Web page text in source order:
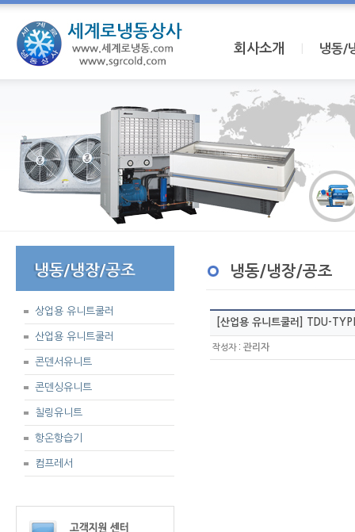
회사소개 냉동/
상업용 유니트쿨러
산업용 유니트쿨러
콘덴서유니트
콘덴싱유니트
칠링유니트
항온항습기
컴프레서
냉동/냉장/공조
[산업용 유니트쿨러] TDU-
작성자: 관리자